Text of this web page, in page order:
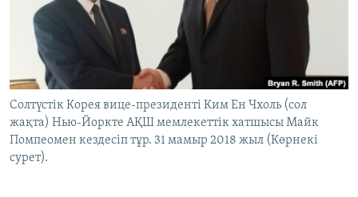
Русский
ЖАЗЫЛЫҢЫЗ
Басқа тілдерде
Солтүстік Корея вице-президенті Ким Ен Чхоль (сол
жақта) Нью-Йоркте АҚШ мемлекеттік хатшысы Майк
Помпеомен кездесіп тұр. 31 мамыр 2018 жыл (Көрнекі
сурет).